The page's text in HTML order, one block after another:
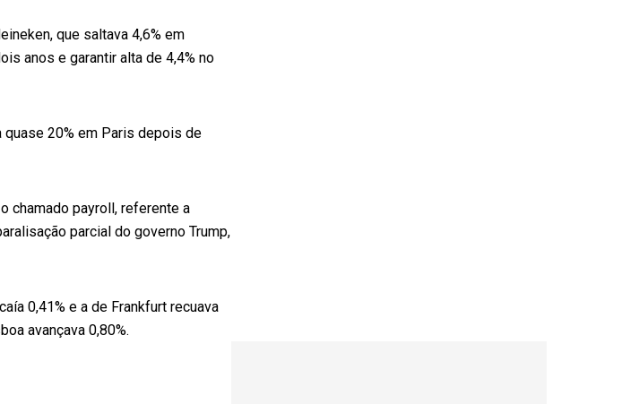
que saltava 4,6% em
anos e garantir alta de 4,4% no
20% em Paris depois de
chamado payroll, referente a
parcial do governo Trump,
0,41% e a de Frankfurt recuava
avançava 0,80%.